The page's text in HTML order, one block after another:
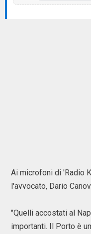
Ai microfoni di 'Radio
l'avvocato, Dario
"Quelli accostati al
importanti. Il Porto è